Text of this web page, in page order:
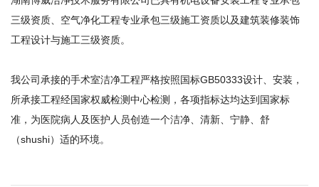
三级资质、空气净化工程专业承包三级施工资质以及建筑装修装饰
工程设计与施工三级资质。
我公司承接的手术室洁净工程严格按照国标GB50333设计、安装，
所承接工程经国家权威检测中心检测，各项指标达均达到国家标
准，为医院病人及医护人员创造一个洁净、清新、宁静、舒
（shushi）适的环境。